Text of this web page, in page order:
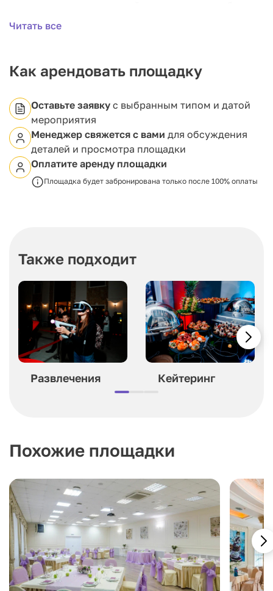
В рамках свадебных торжеств зал "Аструс"
что придает особую атмосферу и позволяет
запечатлеть важные моменты этого события для
пространство идеально подходит для
удовлетворения самых разнообразных
потребностей при планировании торжественных
мероприятий.
Читать все
Как арендовать площадку
Оставьте заявку с выбранным типом и датой
мероприятия
Менеджер свяжется с вами для обсуждения
деталей и просмотра площадки
Оплатите аренду площадки
Площадка будет забронирована только после 100% оплаты
Также подходит
Развлечения Кейтеринг
Похожие площадки